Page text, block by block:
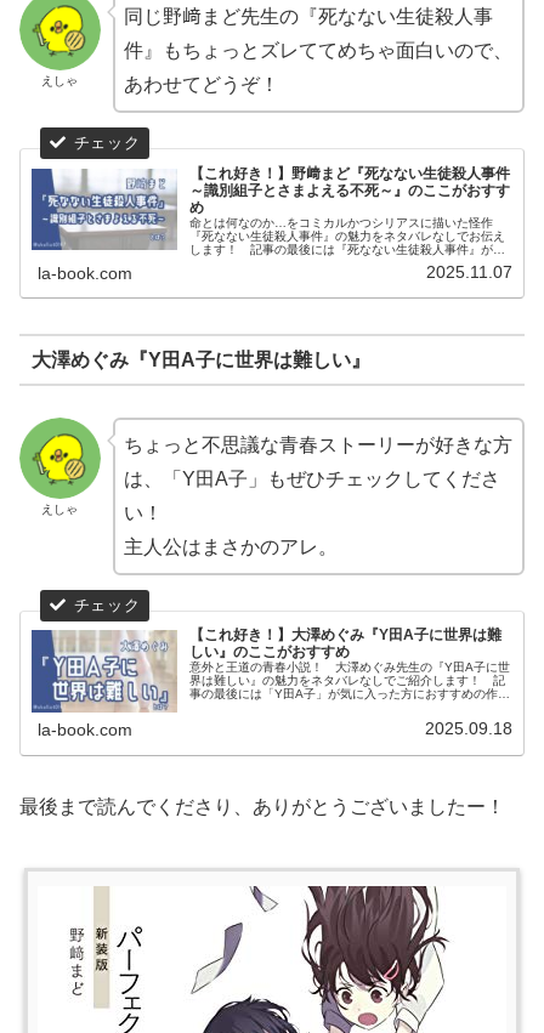
えしゃ
同じ野﨑まど先生の『死なない生徒殺人事
件』もちょっとズレててめちゃ面白いので、
あわせてどうぞ！
【これ好き！】野﨑まど『死なない生徒殺人事件
～識別組子とさまよえる不死～』のここがおすす
め
命とは何なのか…をコミカルかつシリアスに描いた怪作
『死なない生徒殺人事件』の魅力をネタバレなしでお伝え
します！ 記事の最後には『死なない生徒殺人事件』が気
la-book.com 2025.11.07
大澤めぐみ『Y田A子に世界は難しい』
えしゃ
ちょっと不思議な青春ストーリーが好きな方
は、「Y田A子」もぜひチェックしてくださ
い！
主人公はまさかのアレ。
【これ好き！】大澤めぐみ『Y田A子に世界は難
しい』のここがおすすめ
意外と王道の青春小説！ 大澤めぐみ先生の『Y田A子に世
界は難しい』の魅力をネタバレなしでご紹介します！ 記
事の最後には「Y田A子」が気に入った方におすすめの作品
la-book.com 2025.09.18
最後まで読んでくださり、ありがとうございましたー！